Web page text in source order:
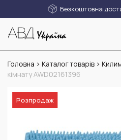
Безкоштовна
Головна > Каталог товарів >
кімнату AWD02161396
Розпродаж